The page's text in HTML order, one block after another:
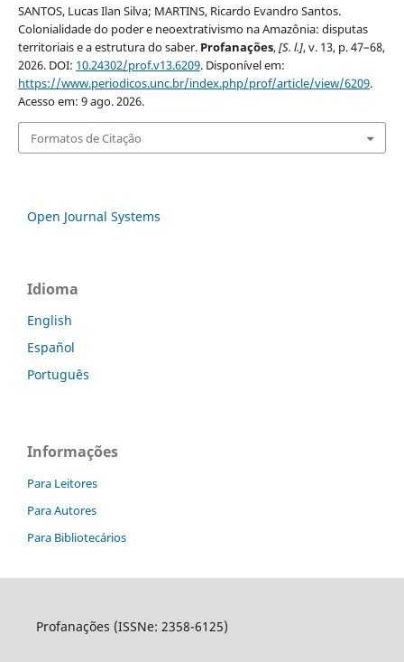
SANTOS, Lucas Ilan Silva; MARTINS, Ricardo Evandro Santos.
Colonialidade do poder e neoextrativismo na Amazônia: disputas
territoriais e a estrutura do saber. Profanações,[S. l.], v. 13, p. 47–68,
2026. DOI: 10.24302/prof.v13.6209. Disponível em:
https://www.periodicos.unc.br/index.php/prof/article/view/6209.
Acesso em: 9 ago. 2026.
Formatos de Citação
Open Journal Systems
Idioma
English
Español
Português
Informações
Para Leitores
Para Autores
Para Bibliotecários
Profanações (ISSNe: 2358-6125)